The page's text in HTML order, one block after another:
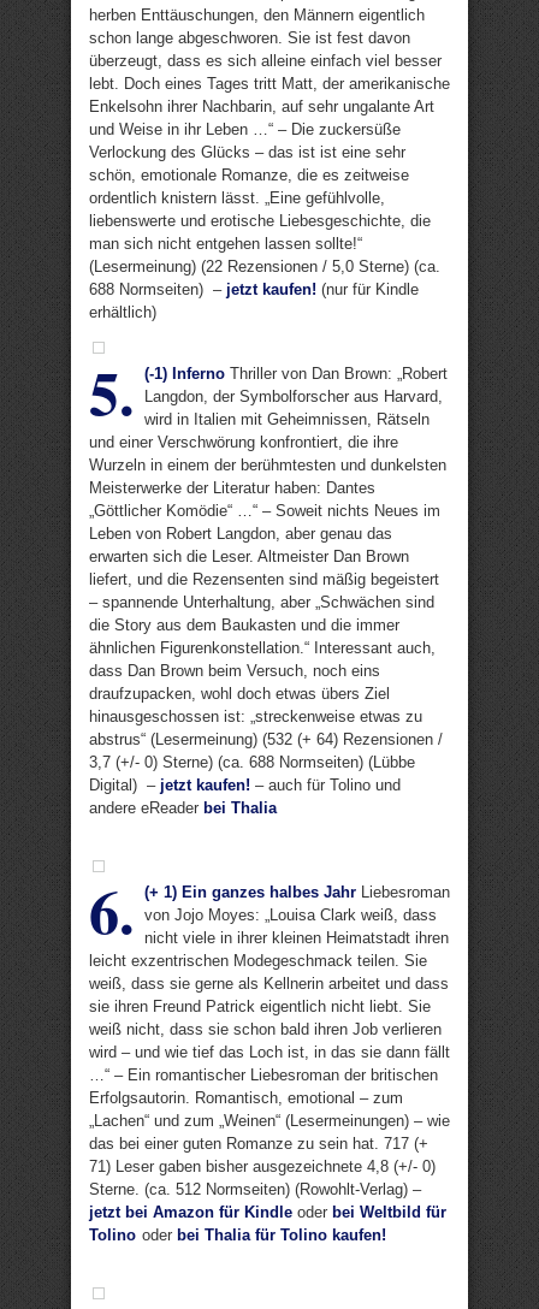
herben Enttäuschungen, den Männern eigentlich
schon lange abgeschworen. Sie ist fest davon
überzeugt, dass es sich alleine einfach viel besser
lebt. Doch eines Tages tritt Matt, der amerikanische
Enkelsohn ihrer Nachbarin, auf sehr ungalante Art
und Weise in ihr Leben …“ – Die zuckersüße
Verlockung des Glücks – das ist ist eine sehr
schön, emotionale Romanze, die es zeitweise
ordentlich knistern lässt. „Eine gefühlvolle,
liebenswerte und erotische Liebesgeschichte, die
man sich nicht entgehen lassen sollte!“
(Lesermeinung) (22 Rezensionen / 5,0 Sterne) (ca.
688 Normseiten) – jetzt kaufen! (nur für Kindle
erhältlich)
5. (-1) Inferno Thriller von Dan Brown: „Robert
Langdon, der Symbolforscher aus Harvard,
wird in Italien mit Geheimnissen, Rätseln
und einer Verschwörung konfrontiert, die ihre
Wurzeln in einem der berühmtesten und dunkelsten
Meisterwerke der Literatur haben: Dantes
„Göttlicher Komödie“ …“ – Soweit nichts Neues im
Leben von Robert Langdon, aber genau das
erwarten sich die Leser. Altmeister Dan Brown
liefert, und die Rezensenten sind mäßig begeistert
– spannende Unterhaltung, aber „Schwächen sind
die Story aus dem Baukasten und die immer
ähnlichen Figurenkonstellation.“ Interessant auch,
dass Dan Brown beim Versuch, noch eins
draufzupacken, wohl doch etwas übers Ziel
hinausgeschossen ist: „streckenweise etwas zu
abstrus“ (Lesermeinung) (532 (+ 64) Rezensionen /
3,7 (+/- 0) Sterne) (ca. 688 Normseiten) (Lübbe
Digital) – jetzt kaufen! – auch für Tolino und
andere eReader bei Thalia
6. (+ 1) Ein ganzes halbes Jahr Liebesroman
von Jojo Moyes: „Louisa Clark weiß, dass
nicht viele in ihrer kleinen Heimatstadt ihren
leicht exzentrischen Modegeschmack teilen. Sie
weiß, dass sie gerne als Kellnerin arbeitet und dass
sie ihren Freund Patrick eigentlich nicht liebt. Sie
weiß nicht, dass sie schon bald ihren Job verlieren
wird – und wie tief das Loch ist, in das sie dann fällt
…“ – Ein romantischer Liebesroman der britischen
Erfolgsautorin. Romantisch, emotional – zum
„Lachen“ und zum „Weinen“ (Lesermeinungen) – wie
das bei einer guten Romanze zu sein hat. 717 (+
71) Leser gaben bisher ausgezeichnete 4,8 (+/- 0)
Sterne. (ca. 512 Normseiten) (Rowohlt-Verlag) –
jetzt bei Amazon für Kindle oder bei Weltbild für
Tolino oder bei Thalia für Tolino kaufen!